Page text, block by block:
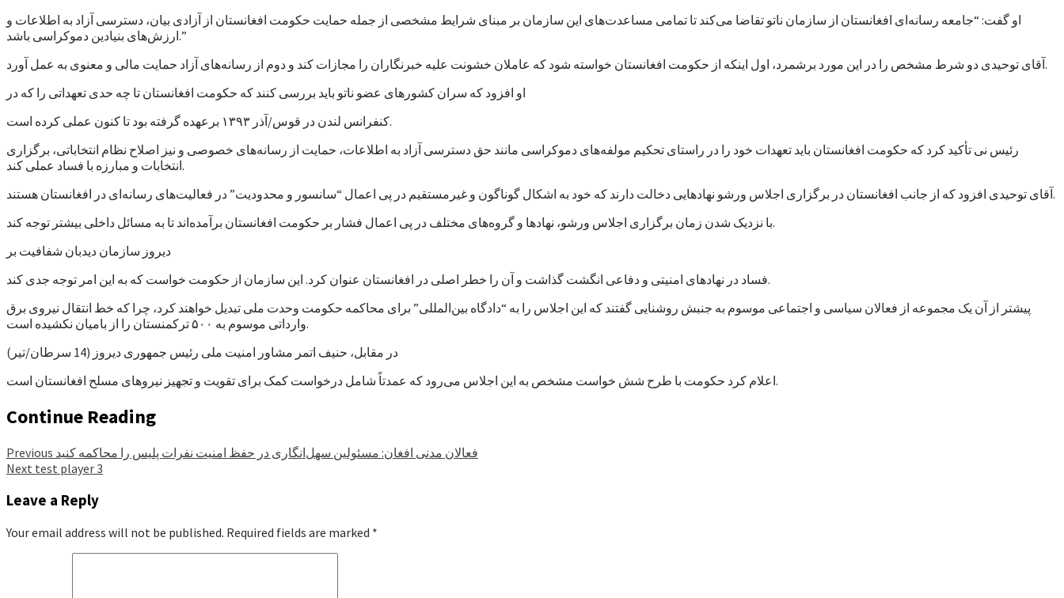
او گفت: “جامعه رسانه‌ای افغانستان از سازمان ناتو تقاضا می‌کند تا تمامی مساعدت‌های این سازمان بر مبنای شرایط مشخصی از جمله حمایت حکومت افغانستان از آزادی بیان، دسترسی آزاد به اطلاعات و
ارزش‌های بنیادین دموکراسی باشد.”
آقای توحیدی دو شرط مشخص را در این مورد برشمرد، اول اینکه از حکومت افغانستان خواسته شود که عاملان خشونت علیه خبرنگاران را مجازات کند و دوم از رسانه‌های آزاد حمایت مالی و معنوی به عمل آورد.
او افزود که سران کشورهای عضو ناتو باید بررسی کنند که حکومت افغانستان تا چه حدی تعهداتی را که در
کنفرانس لندن در قوس/آذر ۱۳۹۳ برعهده گرفته بود تا کنون عملی کرده است.
رئیس نی تأکید کرد که حکومت افغانستان باید تعهدات خود را در راستای تحکیم مولفه‌های دموکراسی مانند حق دسترسی آزاد به اطلاعات، حمایت از رسانه‌های خصوصی و نیز اصلاح نظام انتخاباتی، برگزاری
انتخابات و مبارزه با فساد عملی کند.
آقای توحیدی افزود که از جانب افغانستان در برگزاری اجلاس ورشو نهادهایی دخالت دارند که خود به اشکال گوناگون و غیرمستقیم در پی اعمال “سانسور و محدودیت” در فعالیت‌های رسانه‌ای در افغانستان هستند.
با نزدیک شدن زمان برگزاری اجلاس ورشو، نهادها و گروه‌های مختلف در پی اعمال فشار بر حکومت افغانستان برآمده‌اند تا به مسائل داخلی بیشتر توجه کند.
دیروز سازمان دیدبان شفافیت بر
فساد در نهادهای امنیتی و دفاعی انگشت گذاشت و آن را خطر اصلی در افغانستان عنوان کرد. این سازمان از حکومت خواست که به این امر توجه جدی کند.
پیشتر از آن یک مجموعه از فعالان سیاسی و اجتماعی موسوم به جنبش روشنایی گفتند که این اجلاس را به “دادگاه بین‌المللی” برای محاکمه حکومت وحدت ملی تبدیل خواهند کرد، چرا که خط انتقال نیروی برق
وارداتی موسوم به ۵۰۰ ترکمنستان را از بامیان نکشیده است.
در مقابل، حنیف اتمر مشاور امنیت ملی رئیس جمهوری دیروز (14 سرطان/تیر)
اعلام کرد حکومت با طرح شش خواست مشخص به این اجلاس می‌رود که عمدتاً شامل درخواست کمک برای تقویت و تجهیز نیروهای مسلح افغانستان است.
Continue Reading
Previous فعالان مدنی افغان: مسئولین سهل‌انگاری در حفظ امنیت نفرات پلیس را محاکمه کنید
Next test player 3
Leave a Reply
Your email address will not be published. Required fields are marked *